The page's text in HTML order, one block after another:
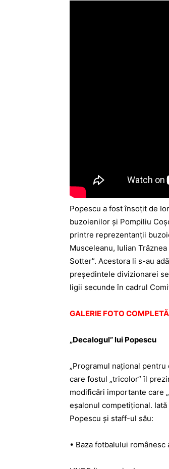
Popescu a fost însoțit de
buzoienilor și Pompiliu
printre reprezentanții
Musceleanu, Iulian
Sotter”. Acestora li s-au
președintele divizionarei
ligii secunde în cadrul
GALERIE FOTO COMPLETĂ
„Decalogul” lui Popescu
„Programul național
care fostul „tricolor” îl
modificări importante care
eșalonul competițional.
Popescu și staff-ul său:
• Baza fotbalului